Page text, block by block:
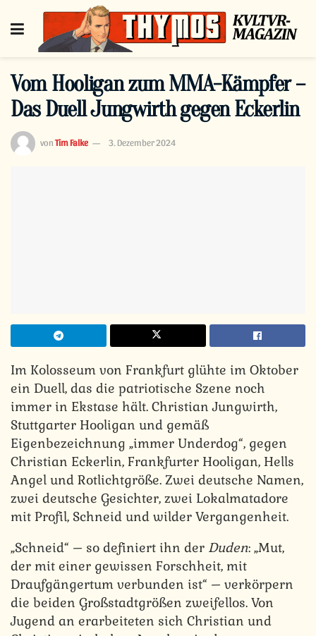
Vom Hooligan zum MMA-Kämpfer –
Das Duell Jungwirth gegen Eckerlin
von Tim Falke 3. Dezember 2024
Im Kolosseum von Frankfurt glühte im Oktober
ein Duell, das die patriotische Szene noch
immer in Ekstase hält. Christian Jungwirth,
Stuttgarter Hooligan und gemäß
Eigenbezeichnung „immer Underdog“, gegen
Christian Eckerlin, Frankfurter Hooligan, Hells
Angel und Rotlichtgröße. Zwei deutsche Namen,
zwei deutsche Gesichter, zwei Lokalmatadore
mit Profil, Schneid und wilder Vergangenheit.
„Schneid“ – so definiert ihn der Duden: „Mut,
der mit einer gewissen Forschheit, mit
Draufgängertum verbunden ist“ – verkörpern
die beiden Großstadtgrößen zweifellos. Von
Jugend an erarbeiteten sich Christian und